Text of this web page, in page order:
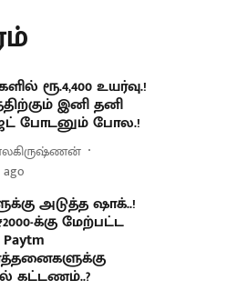
ரூ.4,400 உயர்வு.!
இனி தனி
போடனும் போல.!
அடுத்த ஷாக்..!
க்கு மேற்பட்ட
Paytm
கட்டணம்..?